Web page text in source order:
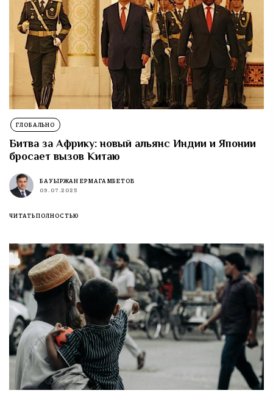
ГЛОБАЛЬНО
Битва за Африку: новый альянс Индии и Японии
бросает вызов Китаю
БАУЫРЖАН ЕРМАГАМБЕТОВ
09.07.2025
ЧИТАТЬ ПОЛНОСТЬЮ